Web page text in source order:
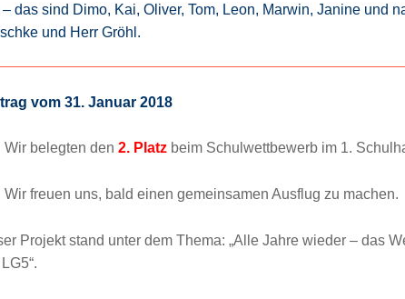
– das sind Dimo, Kai, Oliver, Tom, Leon, Marwin, Janine und
und Herr Gröhl.
vom 31. Januar 2018
Wir belegten den 2. Platz beim Schulwettbewerb im 1.
Wir freuen uns, bald einen gemeinsamen Ausflug zu machen.
Projekt stand unter dem Thema: „Alle Jahre wieder – das